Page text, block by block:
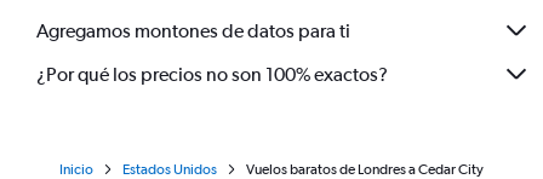
Agregamos montones de datos para ti
¿Por qué los precios no son 100% exactos?
Inicio Estados Unidos Vuelos baratos de Londres a Cedar City